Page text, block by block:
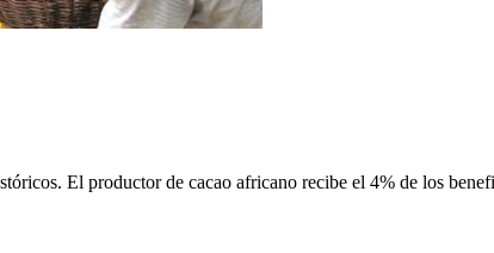
El productor de cacao africano recibe el 4% de los